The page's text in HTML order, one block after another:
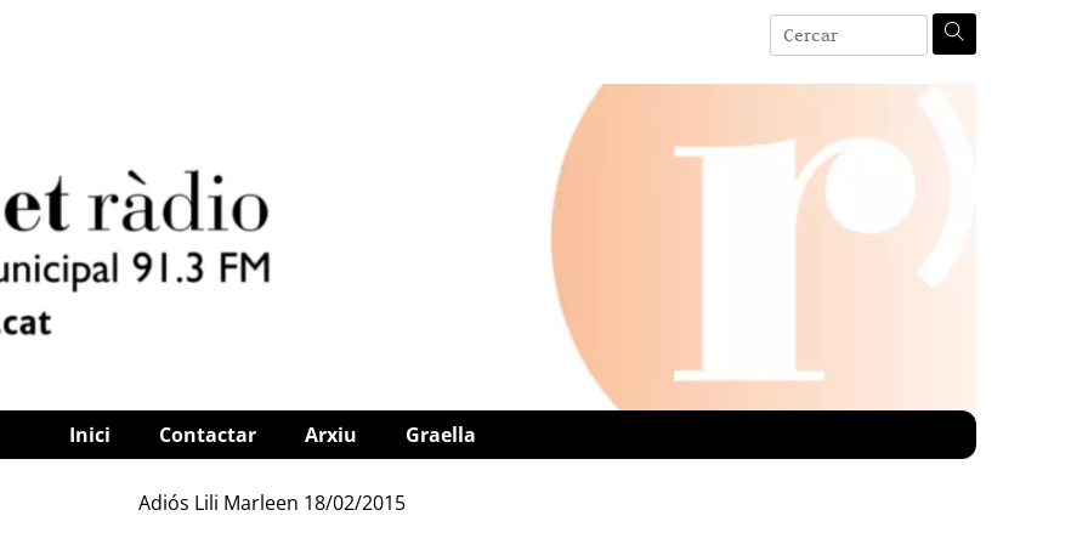
Inici Contactar Arxiu Graella
Adiós Lili Marleen 18/02/2015